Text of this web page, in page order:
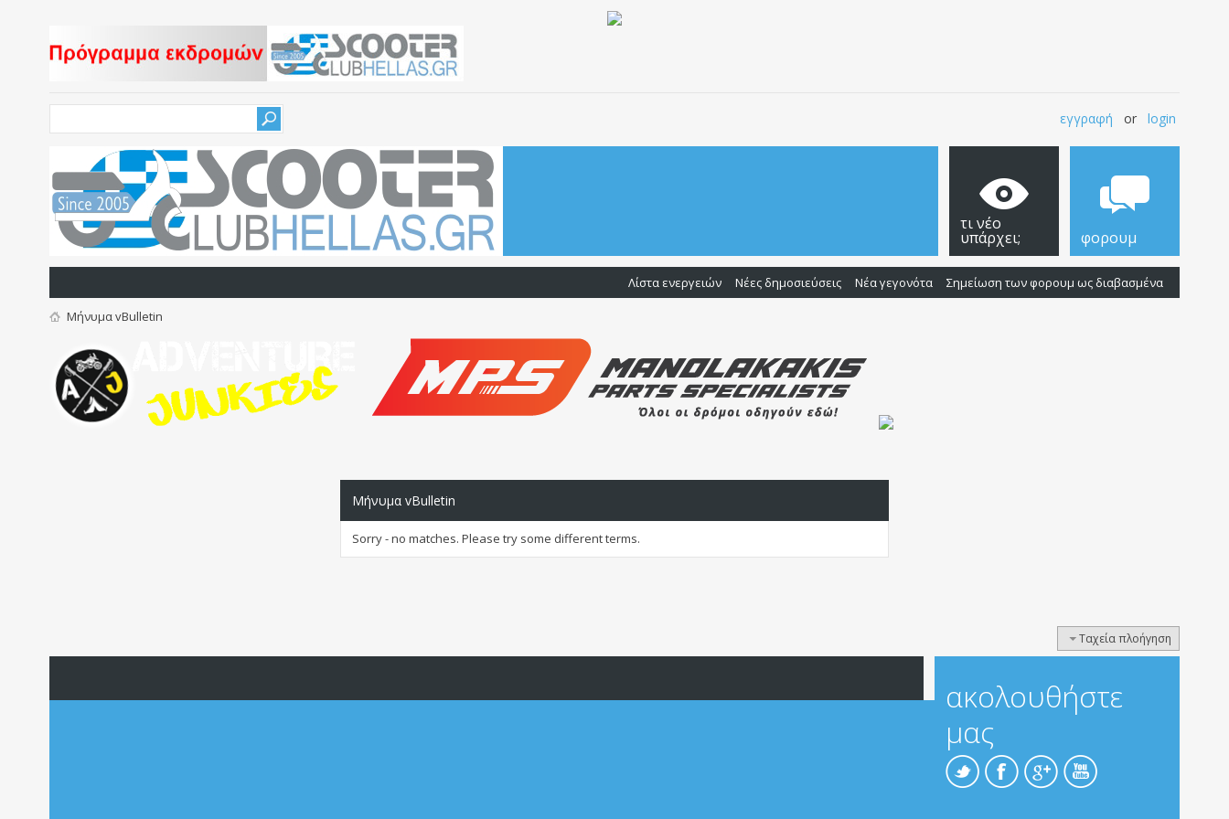
εγγραφή or login
τι νέο
υπάρχει;
Λίστα ενεργειών Νέες δημοσιεύσεις Νέα γεγονότα Σημείωση των φορουμ ως διαβασμένα
φορουμ
Μήνυμα vBulletin
Μήνυμα vBulletin
Sorry - no matches. Please try some different terms.
Ταχεία πλοήγηση
ακολουθήστε
μας